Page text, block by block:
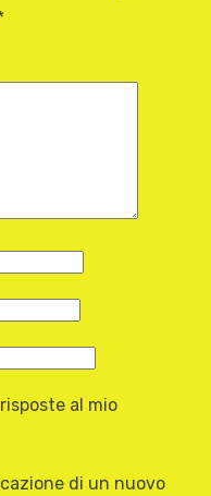
al mio
di un nuovo